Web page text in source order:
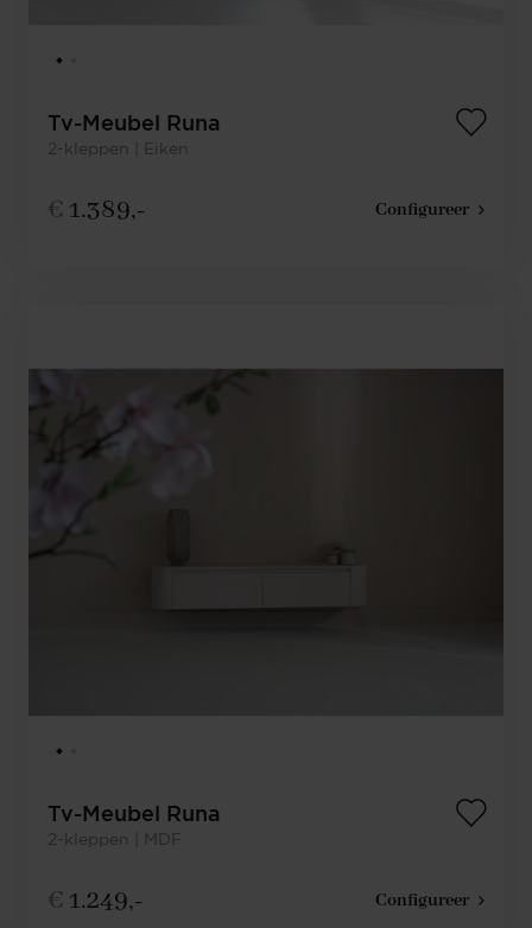
Tv-Meubel Runa
2-kleppen | Eiken
€ 1.389,- Configureer
Tv-Meubel Runa
2-kleppen | MDF
€ 1.249,- Configureer